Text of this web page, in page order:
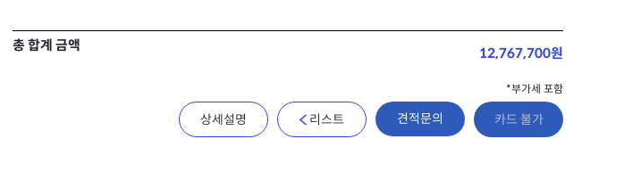
총 합계 금액 12,767,700원
*부가세 포함
상세설명 리스트 견적문의 카드 불가